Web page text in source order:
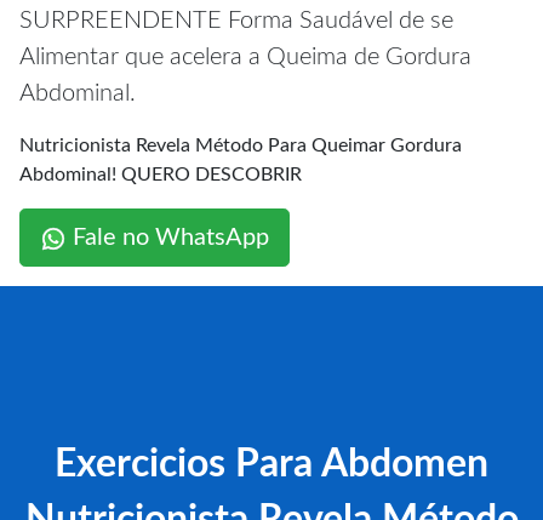
SURPREENDENTE Forma Saudável de se
Alimentar que acelera a Queima de Gordura
Abdominal.
Nutricionista Revela Método Para Queimar Gordura
Abdominal! QUERO DESCOBRIR
Fale no WhatsApp
Exercicios Para Abdomen